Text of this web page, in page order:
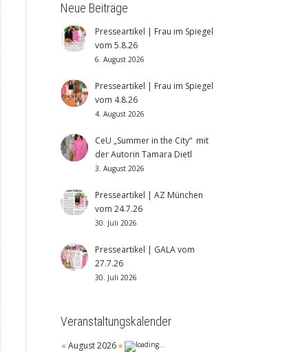
Neue Beiträge
Presseartikel | Frau im Spiegel
vom 5.8.26
6. August 2026
Presseartikel | Frau im Spiegel
vom 4.8.26
4. August 2026
CeU „Summer in the City“ mit
der Autorin Tamara Dietl
3. August 2026
Presseartikel | AZ München
vom 24.7.26
30. Juli 2026
Presseartikel | GALA vom
27.7.26
30. Juli 2026
Veranstaltungskalender
« August 2026 »